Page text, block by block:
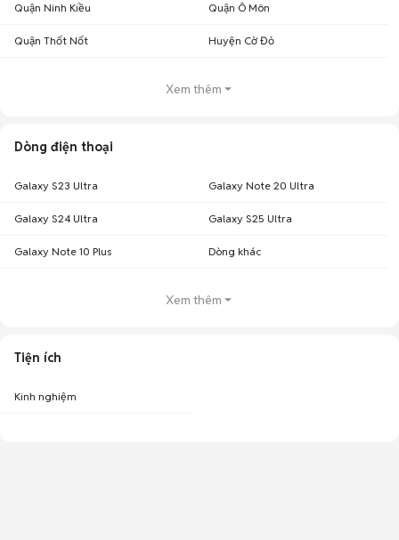
Quận Ninh Kiều Quận Ô Môn
Quận Thốt Nốt Huyện Cờ Đỏ
Xem thêm
Dòng điện thoại
Galaxy S23 Ultra Galaxy Note 20 Ultra
Galaxy S24 Ultra Galaxy S25 Ultra
Galaxy Note 10 Plus Dòng khác
Xem thêm
Tiện ích
Kinh nghiệm